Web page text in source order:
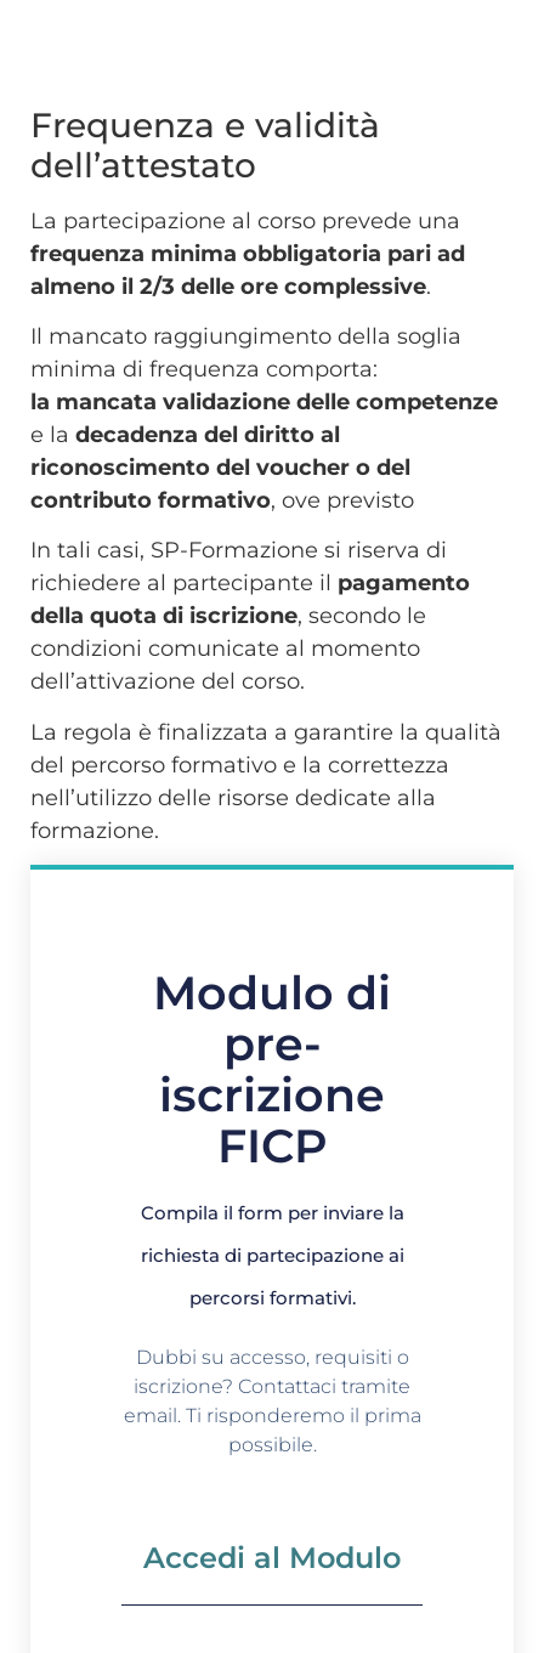
Frequenza e validità
dell’attestato
La partecipazione al corso prevede una
frequenza minima obbligatoria pari ad
almeno il 2/3 delle ore complessive.
Il mancato raggiungimento della soglia
minima di frequenza comporta:
la mancata validazione delle competenze
e la decadenza del diritto al
riconoscimento del voucher o del
contributo formativo, ove previsto
In tali casi, SP-Formazione si riserva di
richiedere al partecipante il pagamento
della quota di iscrizione, secondo le
condizioni comunicate al momento
dell’attivazione del corso.
La regola è finalizzata a garantire la qualità
del percorso formativo e la correttezza
nell’utilizzo delle risorse dedicate alla
formazione.
Modulo di
pre-
iscrizione
FICP
Compila il form per inviare la
richiesta di partecipazione ai
percorsi formativi.
Dubbi su accesso, requisiti o
iscrizione? Contattaci tramite
email. Ti risponderemo il prima
possibile.
Accedi al Modulo